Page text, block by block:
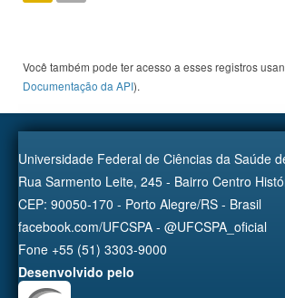
Você também pode ter acesso a esses registros
Documentação da API).
Universidade Federal de Ciências da Saúde
Rua Sarmento Leite, 245 - Bairro Centro
CEP: 90050-170 - Porto Alegre/RS - Brasil
facebook.com/UFCSPA - @UFCSPA_oficial
Fone +55 (51) 3303-9000
Desenvolvido pelo